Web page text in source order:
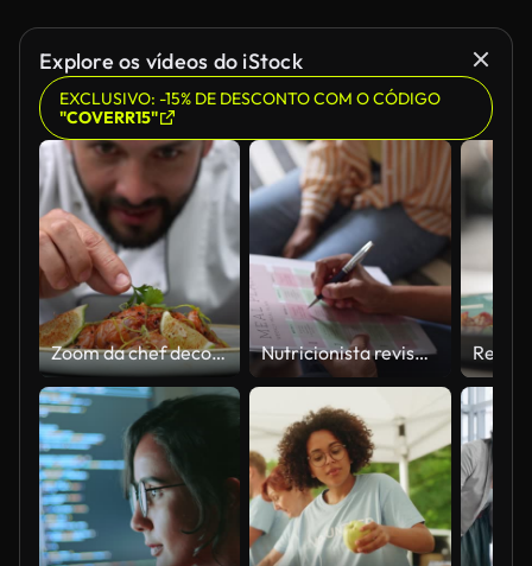
Explore os vídeos do iStock
EXCLUSIVO: -15% DE DESCONTO COM O CÓDIGO
"COVERR15"
Zoom da chef decorando o prato dele e parece muito feliz Nutricionista revisando plano de refeições dos pacientes